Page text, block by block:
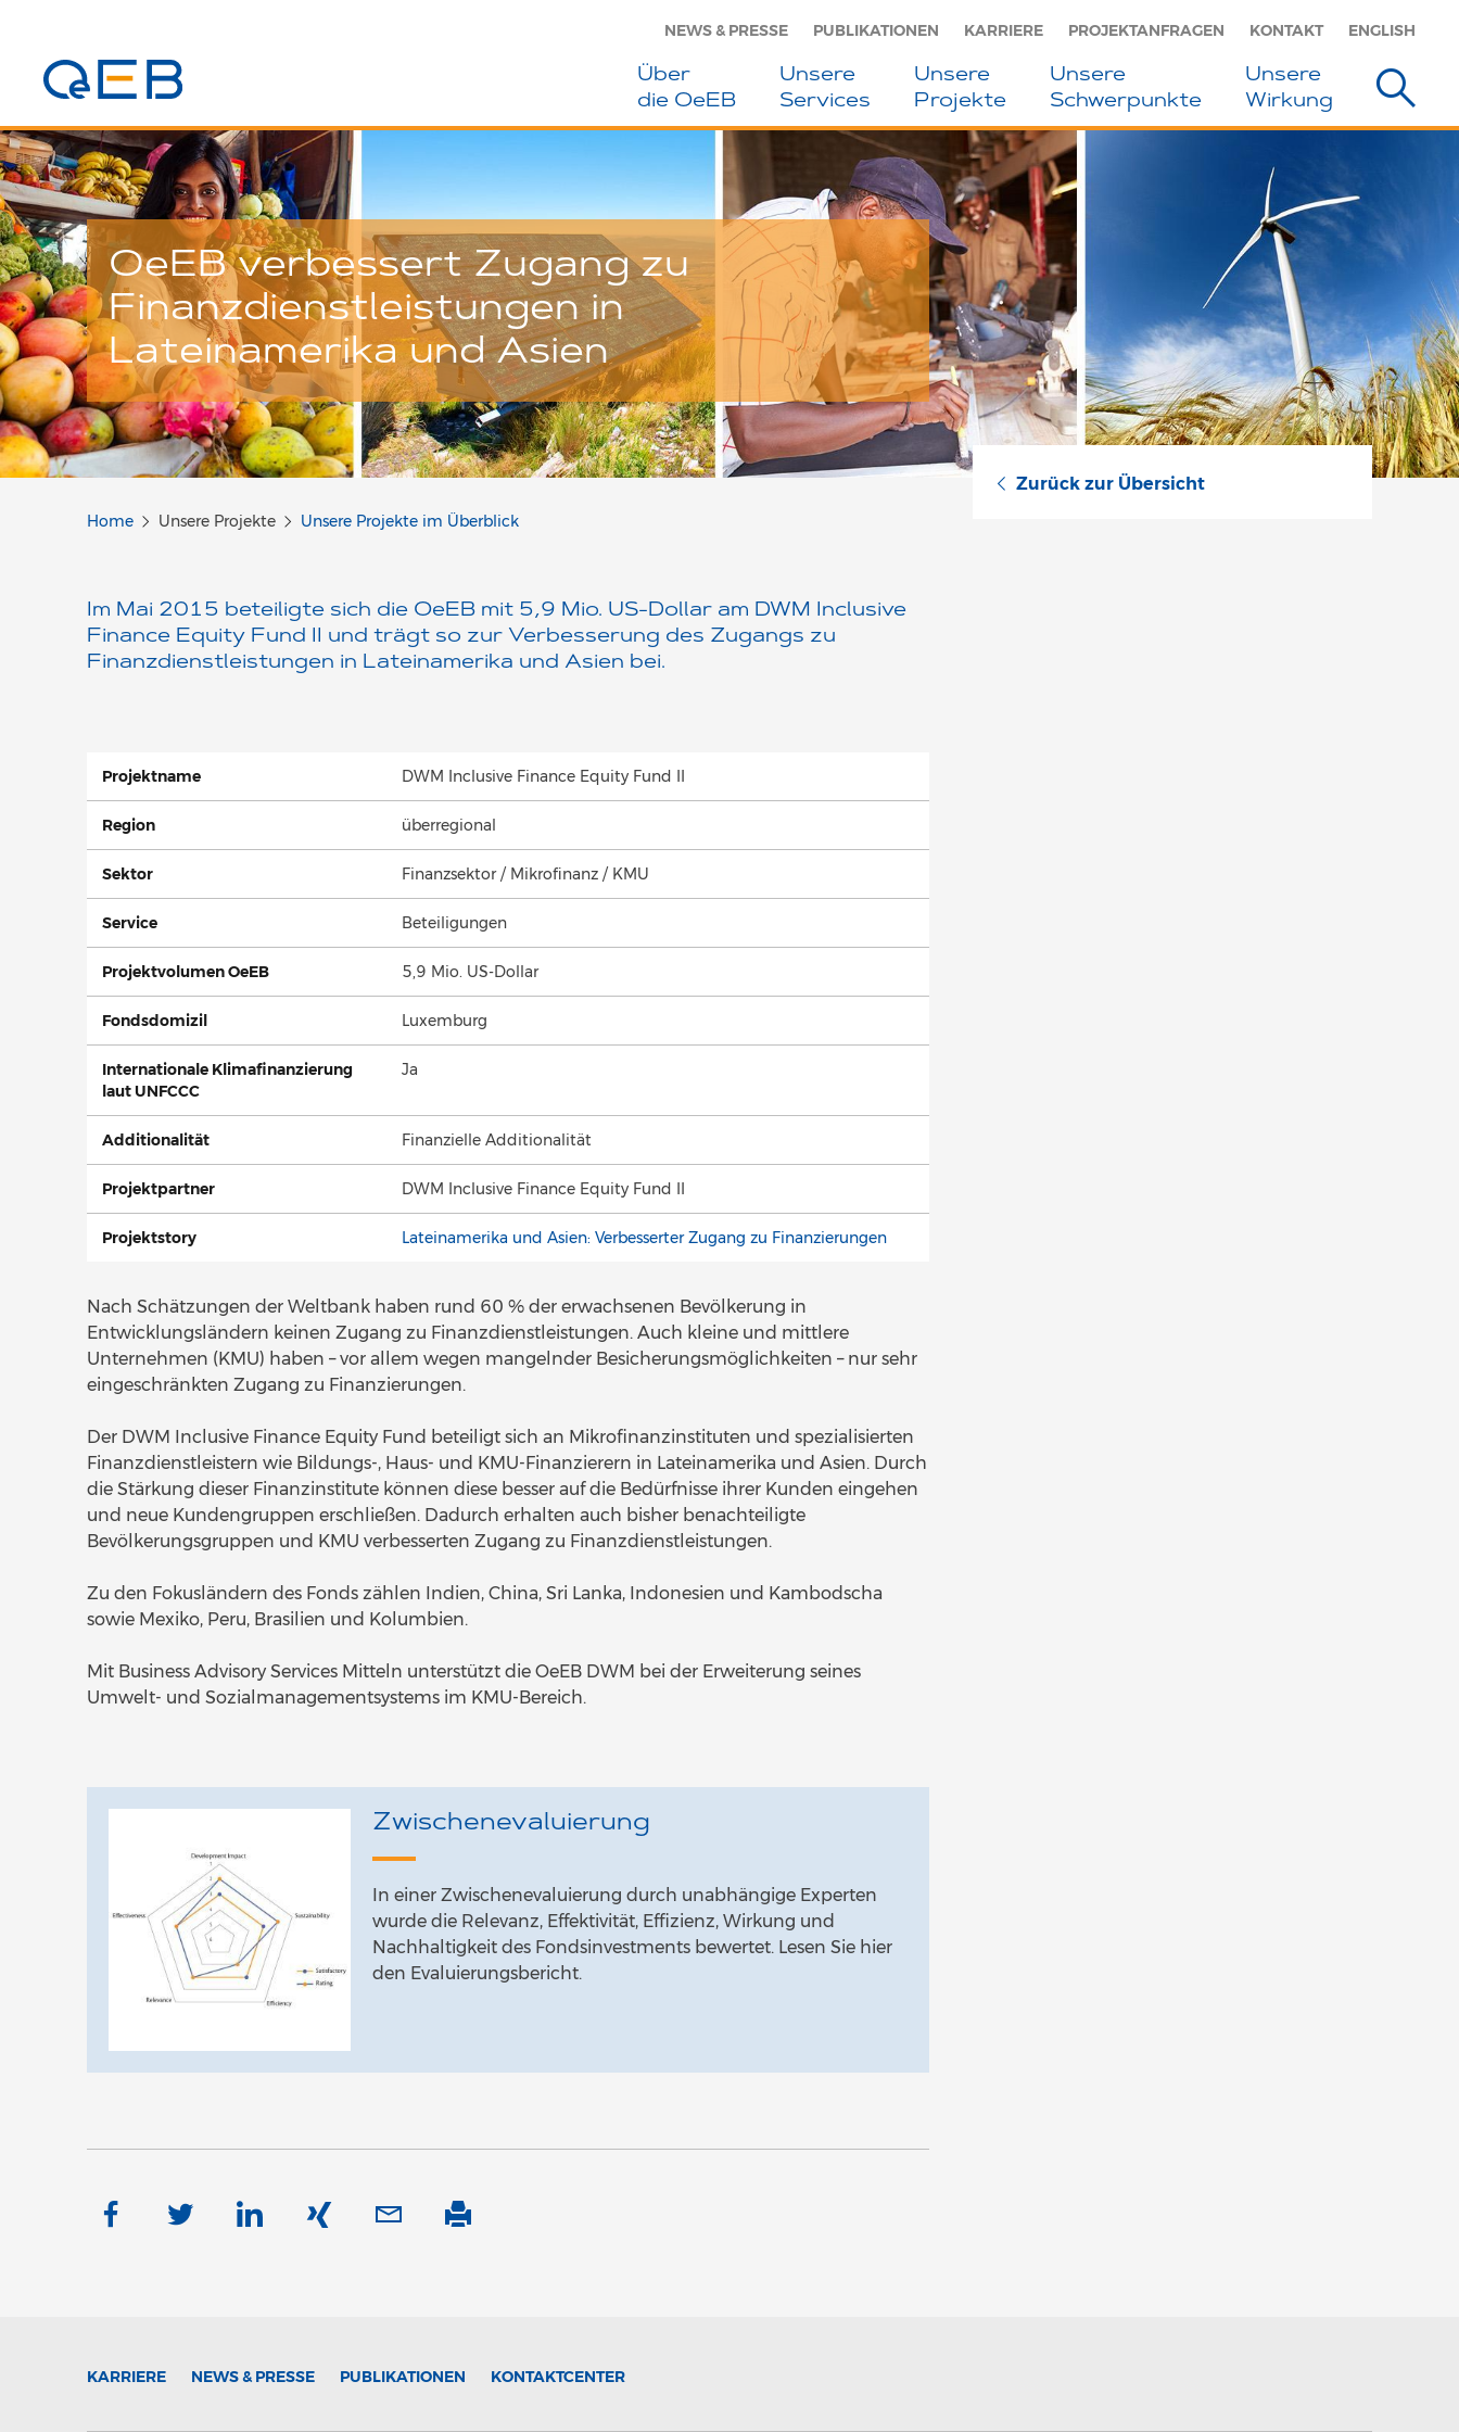
NEWS & PRESSE PUBLIKATIONEN KARRIERE PROJEKTANFRAGEN KONTAKT ENGLISH
Über
die OeEB
Unsere
Services
Unsere
Projekte
Unsere
Schwerpunkte
Unsere
Wirkung
OeEB verbessert Zugang zu
Finanzdienstleistungen in
Lateinamerika und Asien
Home Unsere Projekte Unsere Projekte im Überblick
Im Mai 2015 beteiligte sich die OeEB mit 5,9 Mio. US-Dollar am DWM Inclusive
Finance Equity Fund II und trägt so zur Verbesserung des Zugangs zu
Finanzdienstleistungen in Lateinamerika und Asien bei.
Projektname DWM Inclusive Finance Equity Fund II
Region überregional
Sektor Finanzsektor / Mikrofinanz / KMU
Service Beteiligungen
Projektvolumen OeEB 5,9 Mio. US-Dollar
Fondsdomizil Luxemburg
Internationale Klimafinanzierung
laut UNFCCC
Ja
Additionalität Finanzielle Additionalität
Projektpartner DWM Inclusive Finance Equity Fund II
Projektstory Lateinamerika und Asien: Verbesserter Zugang zu Finanzierungen
Nach Schätzungen der Weltbank haben rund 60 % der erwachsenen Bevölkerung in
Entwicklungsländern keinen Zugang zu Finanzdienstleistungen. Auch kleine und mittlere
Unternehmen (KMU) haben – vor allem wegen mangelnder Besicherungsmöglichkeiten – nur sehr
eingeschränkten Zugang zu Finanzierungen.
Der DWM Inclusive Finance Equity Fund beteiligt sich an Mikrofinanzinstituten und spezialisierten
Finanzdienstleistern wie Bildungs-, Haus- und KMU-Finanzierern in Lateinamerika und Asien. Durch
die Stärkung dieser Finanzinstitute können diese besser auf die Bedürfnisse ihrer Kunden eingehen
und neue Kundengruppen erschließen. Dadurch erhalten auch bisher benachteiligte
Bevölkerungsgruppen und KMU verbesserten Zugang zu Finanzdienstleistungen.
Zu den Fokusländern des Fonds zählen Indien, China, Sri Lanka, Indonesien und Kambodscha
sowie Mexiko, Peru, Brasilien und Kolumbien.
Mit Business Advisory Services Mitteln unterstützt die OeEB DWM bei der Erweiterung seines
Umwelt- und Sozialmanagementsystems im KMU-Bereich.
Zwischenevaluierung
In einer Zwischenevaluierung durch unabhängige Experten
wurde die Relevanz, Effektivität, Effizienz, Wirkung und
Nachhaltigkeit des Fondsinvestments bewertet. Lesen Sie hier
den Evaluierungsbericht.
Zurück zur Übersicht
KARRIERE NEWS & PRESSE PUBLIKATIONEN KONTAKTCENTER